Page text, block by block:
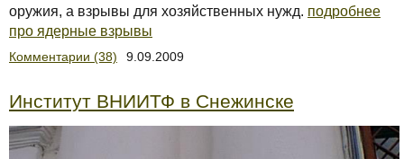
оружия, а взрывы для хозяйственных нужд. подробнее
про ядерные взрывы
Комментарии (38) 9.09.2009
Институт ВНИИТФ в Снежинске